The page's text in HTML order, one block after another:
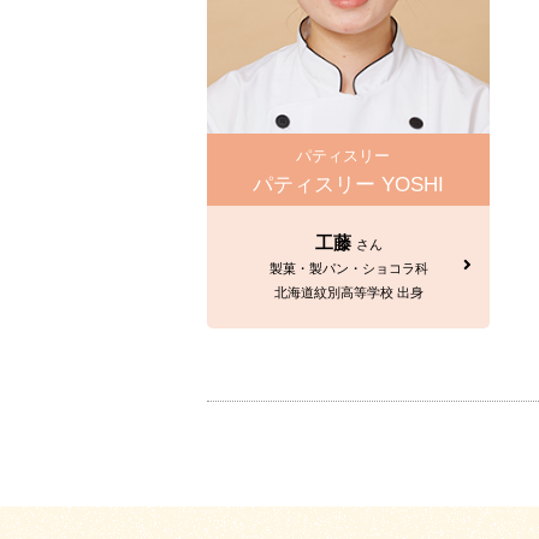
パティスリー
パティスリー YOSHI
工藤 さん
製菓・製パン・ショコラ科
北海道紋別高等学校 出身